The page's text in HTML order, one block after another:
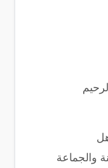
والجماعة